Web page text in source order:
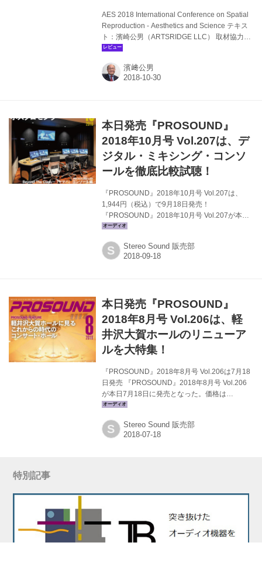
AES 2018 International Conference on Spatial
Reproduction - Aesthetics and Science テキス
ト：濱崎公男（ARTSRIDGE LLC） 取材協力／
資料提供：AES、取材協力：東京電機大学、東
ベントのみ）、東京・北千住の東京電機大学東
京千住キャンパスと東京藝術大学北千住キャン
濱﨑公男
本日発売『PROSOUND』
2018年10月号 Vol.207は、デ
ジタル・ミキシング・コンソ
ールを徹底比較試聴！
『PROSOUND』2018年10月号 Vol.207は、
1,944円（税込）で9月18日発売！
『PROSOUND』2018年10月号 Vol.207が本日9
月18日に発売となった。価格は￥1,944（税
ヤマハのデジタル・ミキシング・コンソール
RIVAGE PM7をコアに徹底比較試聴会を実施、
能を大幅に強化した「東映京都撮影所」を取り
上げる。これまで、スタジオ内に点在していた
ポストプロダクション関連...
S Stereo Sound 販売部
本日発売『PROSOUND』
2018年8月号 Vol.206は、軽
井沢大賀ホールのリニューア
ルを大特集！
『PROSOUND』2018年8月号 Vol.206は7月18
日発売 『PROSOUND』2018年8月号 Vol.206
が本日7月18日に発売となった。価格は
￥1,944（税込）。今号は2018年初頭に大規模
ステムが整備された「軽井沢大賀ホール」を特
集する。 少子化／人口減少の影響で、これまで
ール」の事例は、地方のコンサート・ホールに
S Stereo Sound 販売部
特別記事